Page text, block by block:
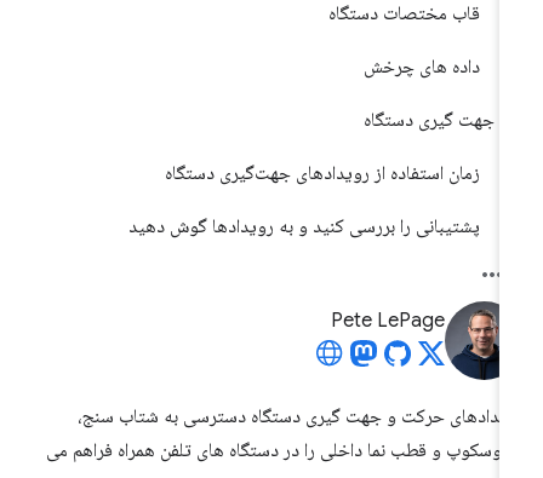
قاب مختصات دستگاه
داده های چرخش
جهت گیری دستگاه
زمان استفاده از رویدادهای جهت‌گیری دستگاه
پشتیبانی را بررسی کنید و به رویدادها گوش دهید
Pete LePage
حرکت و جهت گیری دستگاه دسترسی به شتاب سنج،
و قطب نما داخلی را در دستگاه های تلفن همراه فراهم می